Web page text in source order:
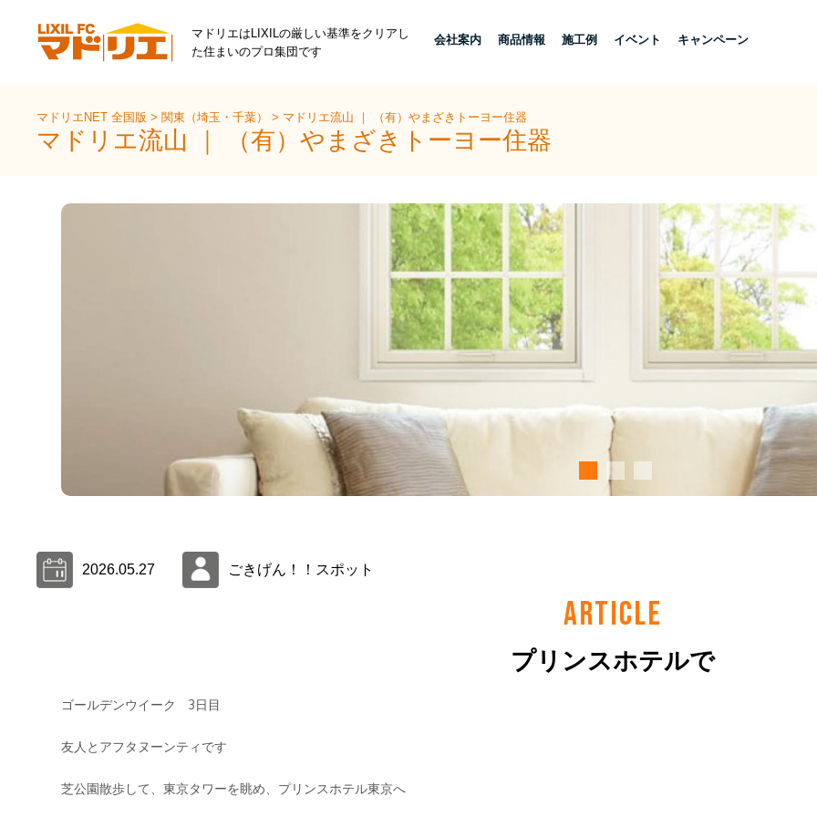
マドリエはLIXILの厳しい基準をクリアし
た住まいのプロ集団です
会社案内 商品情報 施工例 イベント キャンペーン
マドリエNET 全国版>関東（埼玉・千葉）> マドリエ流山 ｜ （有）やまざきトーヨー住器
マドリエ流山 ｜ （有）やまざきトーヨー住器
2026.05.27 ごきげん！！スポット
ARTICLE
プリンスホテルで